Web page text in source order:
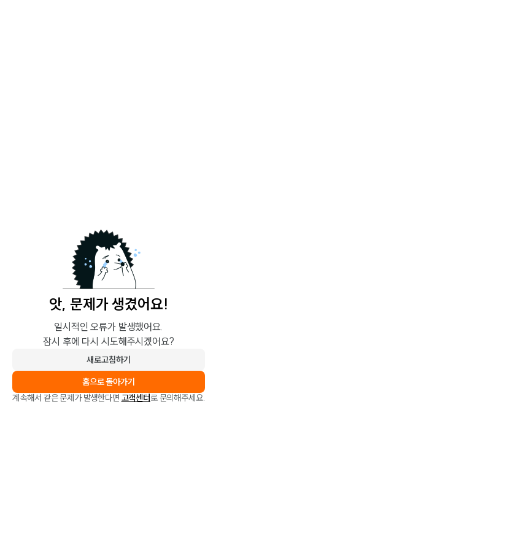
앗, 문제가 생겼어요!
일시적인 오류가 발생했어요.
잠시 후에 다시 시도해주시겠어요?
새로고침하기
홈으로 돌아가기
계속해서 같은 문제가 발생한다면 고객센터로 문의해주세요.